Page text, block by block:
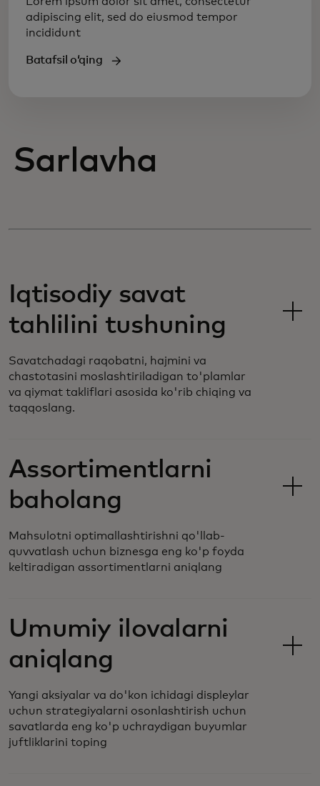
adipiscing elit, sed do eiusmod tempor
incididunt
Batafsil oʻqing
Sarlavha
Iqtisodiy savat
tahlilini tushuning
Savatchadagi raqobatni, hajmini va
chastotasini moslashtiriladigan to'plamlar
va qiymat takliflari asosida ko'rib chiqing va
taqqoslang.
Assortimentlarni
baholang
Mahsulotni optimallashtirishni qo'llab-
quvvatlash uchun biznesga eng ko'p foyda
keltiradigan assortimentlarni aniqlang
Umumiy ilovalarni
aniqlang
Yangi aksiyalar va do'kon ichidagi displeylar
uchun strategiyalarni osonlashtirish uchun
savatlarda eng ko'p uchraydigan buyumlar
juftliklarini toping